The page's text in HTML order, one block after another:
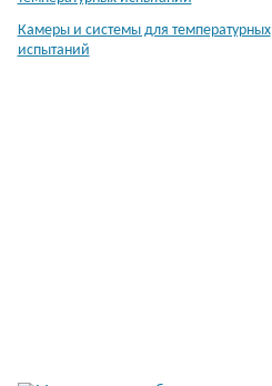
Камеры и системы для температурных
испытаний